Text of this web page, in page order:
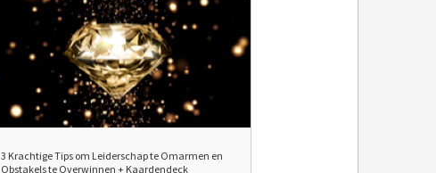
3 Krachtige Tips om Leiderschap te Omarmen en
Obstakels te Overwinnen + Kaardendeck